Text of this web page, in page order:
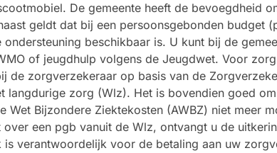
De gemeente heeft de bevoegdheid
geldt dat bij een persoonsgebonden budget
beschikbaar is. U kunt bij de
of jeugdhulp volgens de Jeugdwet. Voor
de zorgverzekeraar op basis van de
langdurige zorg (Wlz). Het is bovendien goed
Wet Bijzondere Ziektekosten (AWBZ) niet meer
een pgb vanuit de Wlz, ontvangt u de
is verantwoordelijk voor de betaling aan uw